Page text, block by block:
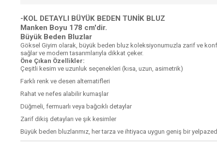
-KOL DETAYLI BÜYÜK BEDEN TUNİK BLUZ
Manken Boyu 178 cm'dir.
Büyük Beden Bluzlar
Göksel Giyim olarak, büyük beden bluz koleksiyonumuzla zarif ve
sağlar ve modern tasarımlarıyla dikkat çeker.
Öne Çıkan Özellikler:
Çeşitli kesim ve uzunluk seçenekleri (kısa, uzun, asimetrik)
Farklı renk ve desen alternatifleri
Rahat ve nefes alabilir kumaşlar
Düğmeli, fermuarlı veya bağcıklı detaylar
Zarif dikiş detayları ve şık kesimler
Büyük beden bluzlarımız, her tarza ve ihtiyaca uygun geniş bir